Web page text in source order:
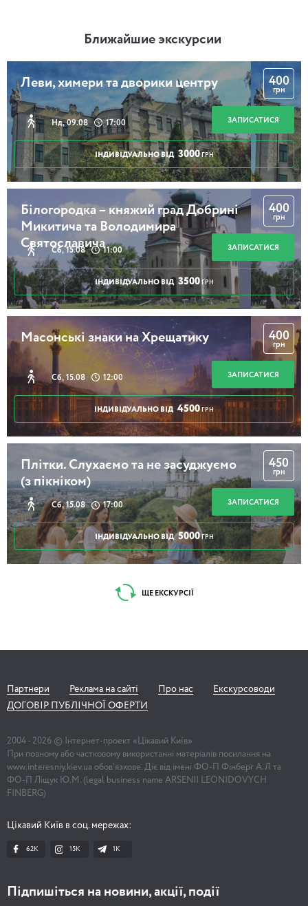
Ближайшие экскурсии
Леви, химери та дворики центру
Нд, 09.08 17:00
400
грн
ЗАПИСАТИСЯ
ІНДИВІДУАЛЬНО ВІД 3000 ГРН
Білогородка – княжий град Добрині
Микитича та Володимира
Святославича
Сб, 15.08 11:00
400
грн
ЗАПИСАТИСЯ
ІНДИВІДУАЛЬНО ВІД 3500 ГРН
Масонські знаки на Хрещатику
Сб, 15.08 12:00
400
грн
ЗАПИСАТИСЯ
ІНДИВІДУАЛЬНО ВІД 4500 ГРН
Плітки. Слухаємо та не засуджуємо
(з пікніком)
Сб, 15.08 17:00
450
грн
ЗАПИСАТИСЯ
ІНДИВІДУАЛЬНО ВІД 5000 ГРН
ЩЕ ЕКСКУРСІЇ
Партнери Реклама на сайті Про нас
Екскурсоводи
ДОГОВІР ПУБЛІЧНОЇ ОФЕРТИ
2004 - 2026 © Інтернет-проект «Цікавий Київ»
При повному або частковому використанні матеріалів посилання на
www.interesniy.kiev.ua обов'язкове. Діє від імені ФО-П Фінберг А.Л та
ФО-П Ліщук Ю.М. (legal business name ARSENII LEONIDOVYCH
FINBERG)
Цікавий Київ в соц. мережах:
62K 15K 1К
Підпишіться на новини, акції, події